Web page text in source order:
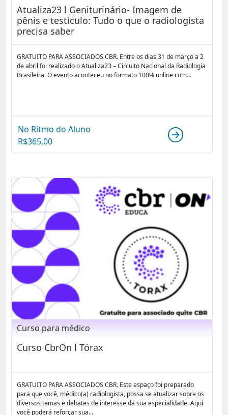
Atualiza23 l Geniturinário- Imagem de
pênis e testículo: Tudo o que o radiologista
precisa saber
GRATUITO PARA ASSOCIADOS CBR. Entre os dias 31 de março a 2
de abril foi realizado o Atualiza23 – Circuito Nacional da Radiologia
Brasileira. O evento aconteceu no formato 100% online com...
No Ritmo do Aluno
R$365,00
Curso para médico
Curso CbrOn l Tórax
GRATUITO PARA ASSOCIADOS CBR. Este espaço foi preparado
para que você, médico(a) radiologista, possa se atualizar sobre os
diversos temas e debates de interesse da sua especialidade. Aqui
você poderá reforçar sua...